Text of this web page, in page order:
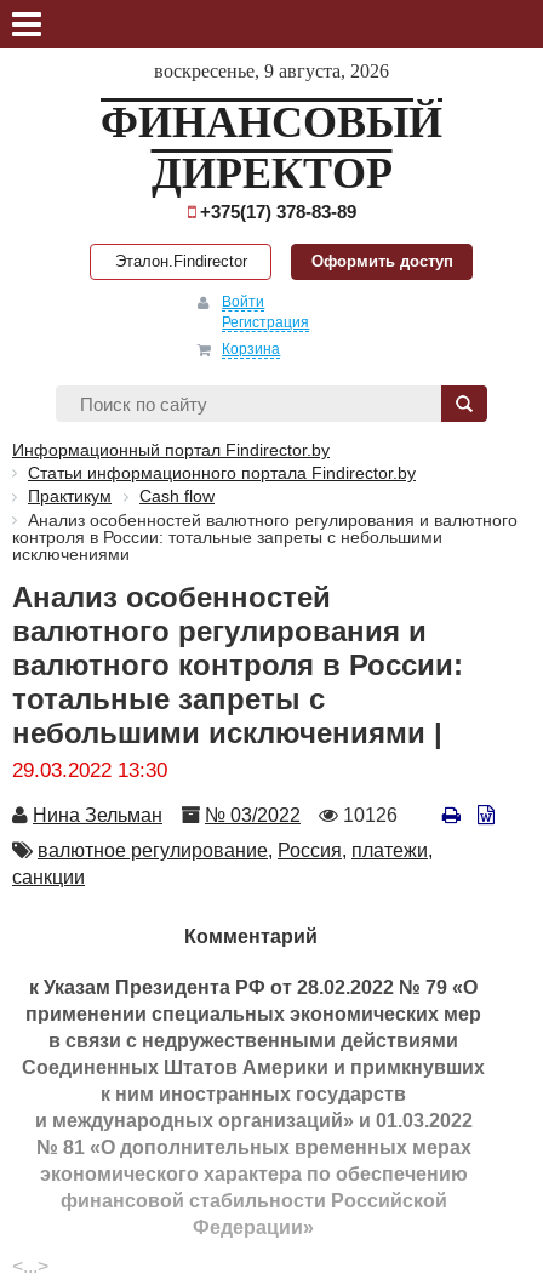
воскресенье, 9 августа, 2026
ФИНАНСОВЫЙ
ДИРЕКТОР
+375(17) 378-83-89
Эталон.Findirector Оформить доступ
Войти
Регистрация
Корзина
Информационный портал Findirector.by
Статьи информационного портала Findirector.by
Практикум
Cash flow
Анализ особенностей валютного регулирования и валютного
контроля в России: тотальные запреты с небольшими
исключениями
Анализ особенностей
валютного регулирования и
валютного контроля в России:
тотальные запреты с
небольшими исключениями |
29.03.2022 13:30
Автор
Нина Зельман Номер
№ 03/2022
Количество
10126
Автор
валютное регулирование, Россия, платежи,
санкции
Комментарий
к Указам Президента РФ от 28.02.2022 № 79 «О
применении специальных экономических мер
в связи с недружественными действиями
Соединенных Штатов Америки и примкнувших
к ним иностранных государств
и международных организаций» и 01.03.2022
№ 81 «О дополнительных временных мерах
экономического характера по обеспечению
финансовой стабильности Российской
Федерации»
<...>